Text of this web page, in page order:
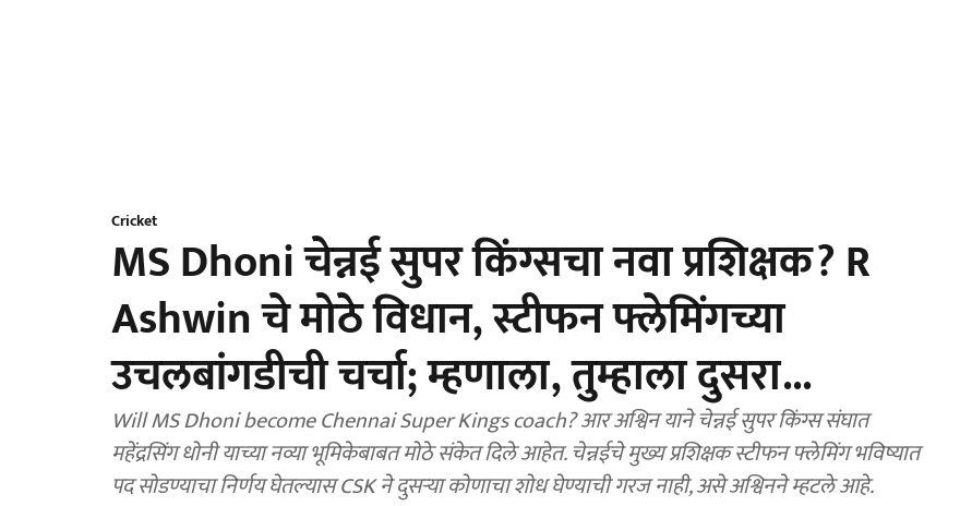
Cricket
MS Dhoni चेन्नई सुपर किंग्सचा नवा प्रशिक्षक? R
Ashwin चे मोठे विधान, स्टीफन फ्लेमिंगच्या
उचलबांगडीची चर्चा; म्हणाला, तुम्हाला दुसरा...
Will MS Dhoni become Chennai Super Kings coach? आर अश्विन याने चेन्नई सुपर किंग्स संघात
महेंद्रसिंग धोनी याच्या नव्या भूमिकेबाबत मोठे संकेत दिले आहेत. चेन्नईचे मुख्य प्रशिक्षक स्टीफन फ्लेमिंग भविष्यात
पद सोडण्याचा निर्णय घेतल्यास CSK ने दुसऱ्या कोणाचा शोध घेण्याची गरज नाही, असे अश्विनने म्हटले आहे.